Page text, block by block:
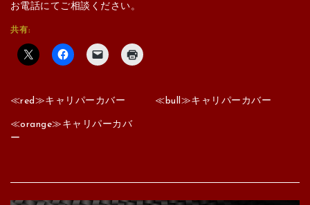
お電話にてご相談ください。
共有:
≪red≫キャリパーカバー ≪bull≫キャリパーカバー
≪orange≫キャリパーカバ
ー